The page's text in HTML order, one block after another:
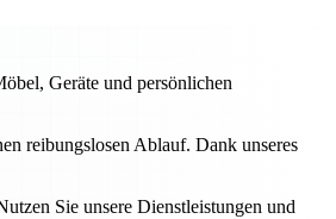
Geräte und persönlichen
reibungslosen Ablauf. Dank unseres
Sie unsere Dienstleistungen und